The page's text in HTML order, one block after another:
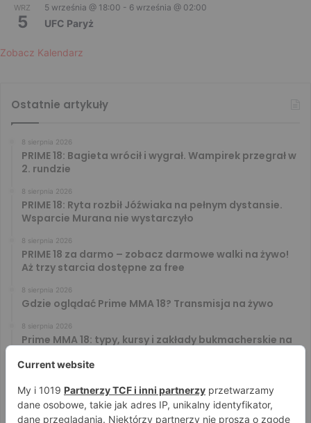
WRZ
5
5 września @ 18:00 - 6 września @ 02:00
UFC Paryż
Zobacz Kalendarz
Ostatnie artykuły
8 sierpnia 2026
PRIME 18: Bagieta wrócił i wygrał. Wampirek przegrał w
2. rundzie
8 sierpnia 2026
PRIME 18: Ryta rozbił Jóźwiaka na pełnym dystansie.
Wsparcie Murana nie wystarczyło
8 sierpnia 2026
PRIME 18 za darmo – zobacz darmowe walki na żywo!
Aż trzy starcia dostępne za free
8 sierpnia 2026
Gdzie oglądać Prime MMA 18? Transmisja na żywo
8 sierpnia 2026
Prime MMA 18: typy, kursy i zakłady bukmacherskie na
PRIME MMA 18: Oficjalne ważenie i ostatnie face to
face [VIDEO]